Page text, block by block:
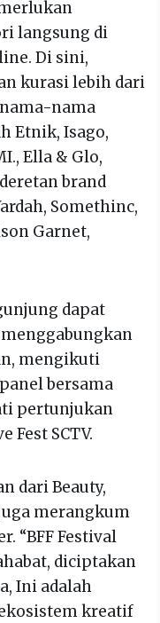
langsung di
Di sini,
kurasi lebih dari
nama
Etnik, Isago,
Ella & Glo,
brand
Somethinc,
Garnet,
dapat
mengikuti
bersama
pertunjukan
Fest SCTV.
dari Beauty,
merangkum
“BFF Festival
diciptakan
Ini adalah
kreatif